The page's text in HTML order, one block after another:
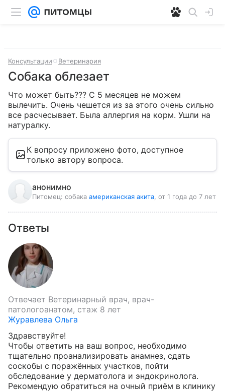
Консультации Ветеринария
Собака облезает
Что может быть??? С 5 месяцев не можем
вылечить. Очень чешется из за этого очень сильно
все расчесывает. Была аллергия на корм. Ушли на
натуралку.
К вопросу приложено фото, доступное
только автору вопроса.
анонимно
Питомец: собака американская акита , от 1 года до 7 лет
Ответы
Отвечает Ветеринарный врач, врач-
патологоанатом, стаж 8 лет
Журавлева Ольга
Здравствуйте!
Чтобы ответить на ваш вопрос, необходимо
тщательно проанализировать анамнез, сдать
соскобы с поражённых участков, пойти
обследование у дерматолога и эндокринолога.
Рекомендую обратиться на очный приём в клинику